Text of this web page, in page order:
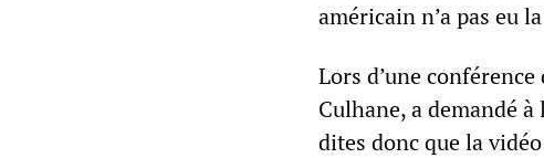
américain n’a pas eu
Lors d’une
Culhane, a demandé
dites donc que la